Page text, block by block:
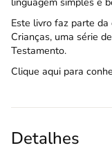
Este livro faz parte da
Crianças, uma série
Testamento.
Clique aqui para
Detalhes